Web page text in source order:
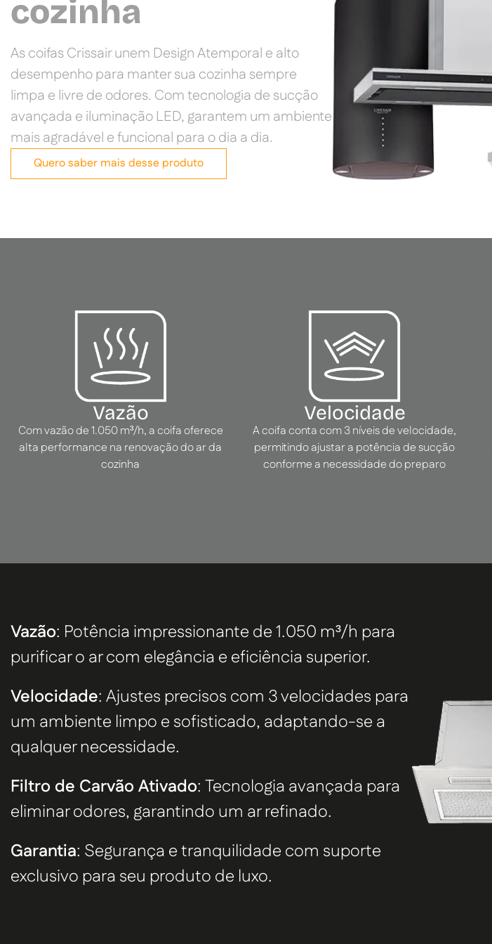
cozinha
As coifas Crissair unem Design Atemporal e alto
desempenho para manter sua cozinha sempre
limpa e livre de odores. Com tecnologia de sucção
avançada e iluminação LED, garantem um ambiente
mais agradável e funcional para o dia a dia.
Quero saber mais desse produto
Vazão
Com vazão de 1.050 m³/h, a coifa oferece
alta performance na renovação do ar da
cozinha
Velocidade
A coifa conta com 3 níveis de velocidade,
permitindo ajustar a potência de sucção
conforme a necessidade do preparo
Vazão: Potência impressionante de1.050 m³/h para
purificar o ar com elegância e eficiência superior.
Velocidade: Ajustes precisos com 3 velocidades para
um ambiente limpo e sofisticado, adaptando-se a
qualquer necessidade.
Filtro de Carvão Ativado: Tecnologia avançada para
eliminar odores, garantindo um ar refinado.
Garantia: Segurança e tranquilidade com suporte
exclusivo para seu produto de luxo.